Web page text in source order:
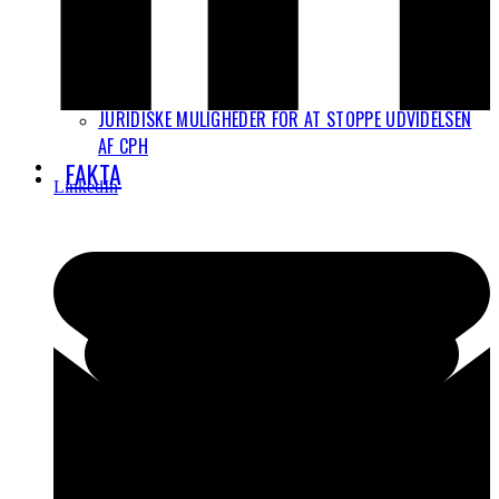
JURIDISKE MULIGHEDER FOR AT STOPPE UDVIDELSEN
AF CPH
FAKTA
LinkedIn